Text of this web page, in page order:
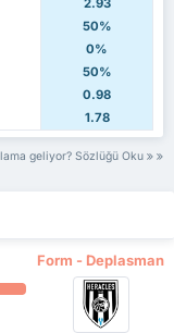
2.93
50%
0%
50%
0.98
1.78
geliyor? Sözlüğü Oku
Form - Deplasman